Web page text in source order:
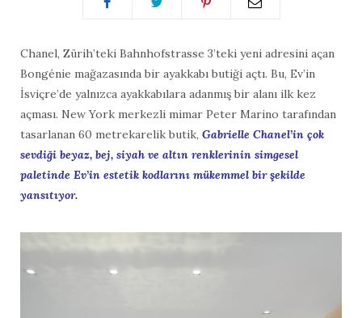
Chanel, Zürih’teki Bahnhofstrasse 3’teki yeni adresini açan
Bongénie mağazasında bir ayakkabı butiği açtı. Bu, Ev’in
İsviçre’de yalnızca ayakkabılara adanmış bir alanı ilk kez
açması. New York merkezli mimar Peter Marino tarafından
tasarlanan 60 metrekarelik butik, Gabrielle Chanel’in çok
sevdiği beyaz, bej, siyah ve altın renklerinin simgesel
paletinde Ev’in estetik kodlarını mükemmel bir şekilde
yansıtıyor.